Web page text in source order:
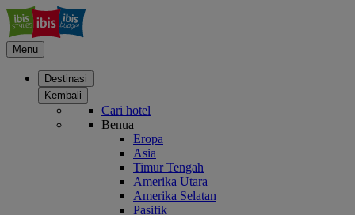
Menu
Destinasi
Kembali
Cari hotel
Benua
Eropa
Asia
Timur Tengah
Amerika Utara
Amerika Selatan
Pasifik